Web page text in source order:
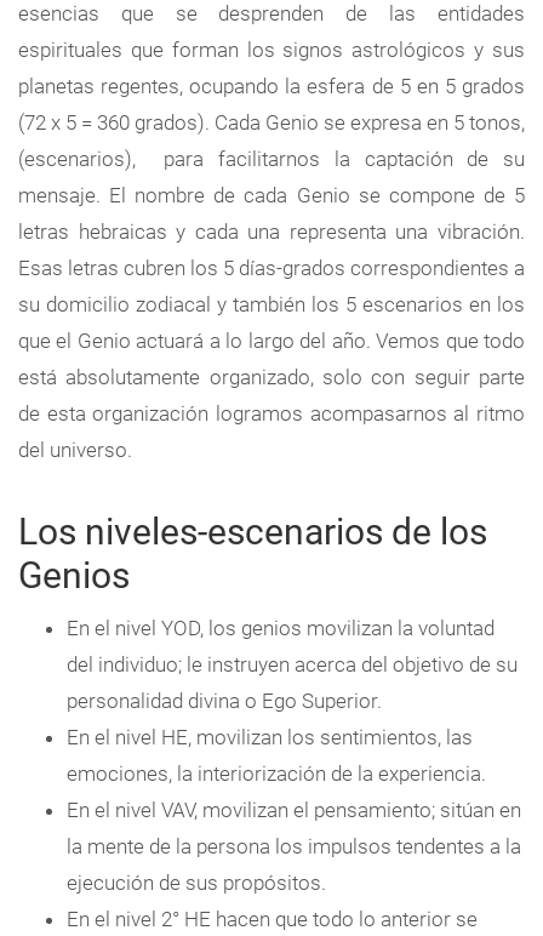
esencias que se desprenden de las entidades
espirituales que forman los signos astrológicos y sus
planetas regentes, ocupando la esfera de 5 en 5 grados
(72 x 5 = 360 grados). Cada Genio se expresa en 5 tonos,
(escenarios), para facilitarnos la captación de su
mensaje. El nombre de cada Genio se compone de 5
letras hebraicas y cada una representa una vibración.
Esas letras cubren los 5 días-grados correspondientes a
su domicilio zodiacal y también los 5 escenarios en los
que el Genio actuará a lo largo del año. Vemos que todo
está absolutamente organizado, solo con seguir parte
de esta organización logramos acompasarnos al ritmo
del universo.
Los niveles-escenarios de los
Genios
En el nivel YOD, los genios movilizan la voluntad
del individuo; le instruyen acerca del objetivo de su
personalidad divina o Ego Superior.
En el nivel HE, movilizan los sentimientos, las
emociones, la interiorización de la experiencia.
En el nivel VAV, movilizan el pensamiento; sitúan en
la mente de la persona los impulsos tendentes a la
ejecución de sus propósitos.
En el nivel 2° HE hacen que todo lo anterior se